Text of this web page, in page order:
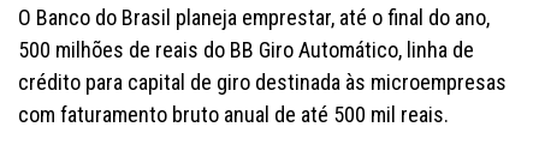
O Banco do Brasil planeja emprestar, até o final do ano,
500 milhões de reais do BB Giro Automático, linha de
crédito para capital de giro destinada às microempresas
com faturamento bruto anual de até 500 mil reais.